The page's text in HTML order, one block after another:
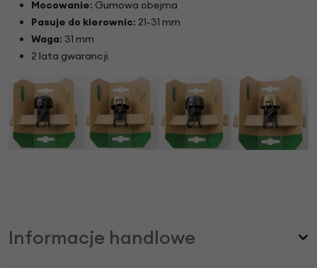
Mocowanie: Gumowa obejma
Pasuje do kierownic: 21-31 mm
Waga: 31 mm
2 lata gwarancji
Informacje handlowe